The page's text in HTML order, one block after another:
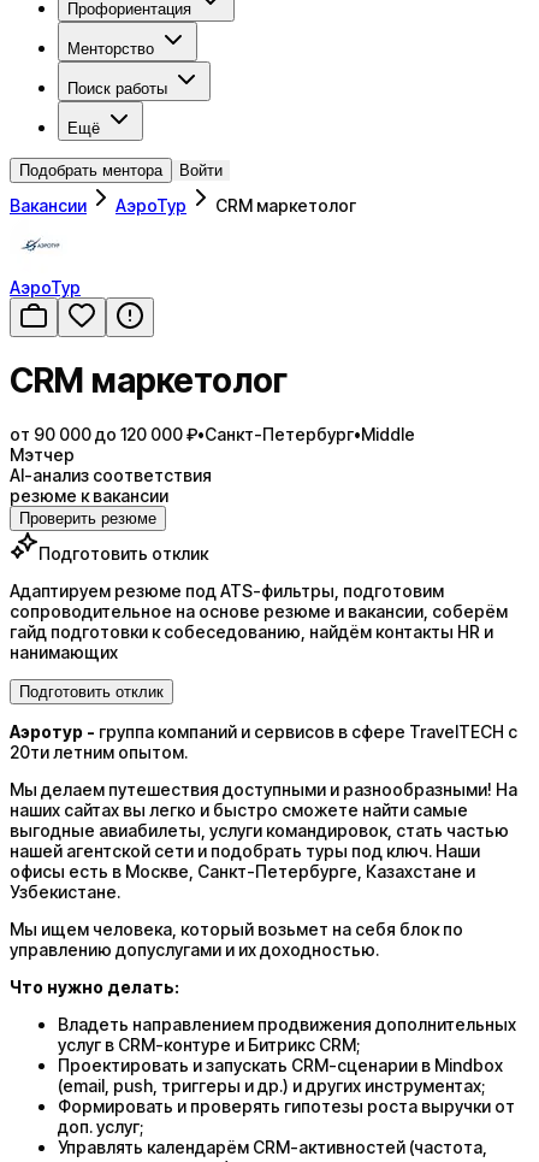
Профориентация
Менторство
Поиск работы
Ещё
Подобрать ментора Войти
Вакансии АэроТур CRM маркетолог
АэроТур
CRM маркетолог
от 90 000 до 120 000 ₽•Санкт-Петербург•Middle
Мэтчер
AI-анализ соответствия
резюме к вакансии
Проверить резюме
Подготовить отклик
Адаптируем резюме под ATS-фильтры, подготовим
сопроводительное на основе резюме и вакансии, соберём
гайд подготовки к собеседованию, найдём контакты HR и
нанимающих
Подготовить отклик
Аэротур - группа компаний и сервисов в сфере TravelTECH с
20ти летним опытом.
Мы делаем путешествия доступными и разнообразными! На
наших сайтах вы легко и быстро сможете найти самые
выгодные авиабилеты, услуги командировок, стать частью
нашей агентской сети и подобрать туры под ключ. Наши
офисы есть в Москве, Санкт-Петербурге, Казахстане и
Узбекистане.
Мы ищем человека, который возьмет на себя блок по
управлению допуслугами и их доходностью.
Что нужно делать:
Владеть направлением продвижения дополнительных
услуг в CRM-контуре и Битрикс CRM;
Проектировать и запускать CRM-сценарии в Mindbox
(email, push, триггеры и др.) и других инструментах;
Формировать и проверять гипотезы роста выручки от
доп. услуг;
Управлять календарём CRM-активностей (частота,